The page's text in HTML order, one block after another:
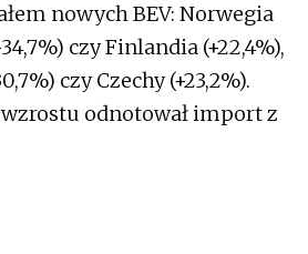
nowych BEV: Norwegia
czy Finlandia (+22,4%),
czy Czechy (+23,2%).
odnotował import z